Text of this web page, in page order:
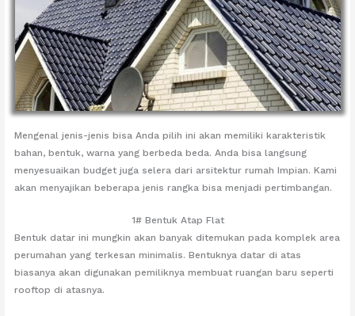
Mengenal jenis-jenis bisa Anda pilih ini akan memiliki karakteristik
bahan, bentuk, warna yang berbeda beda. Anda bisa langsung
menyesuaikan budget juga selera dari arsitektur rumah Impian. Kami
akan menyajikan beberapa jenis rangka bisa menjadi pertimbangan.
1# Bentuk Atap Flat
Bentuk datar ini mungkin akan banyak ditemukan pada komplek area
perumahan yang terkesan minimalis. Bentuknya datar di atas
biasanya akan digunakan pemiliknya membuat ruangan baru seperti
rooftop di atasnya.